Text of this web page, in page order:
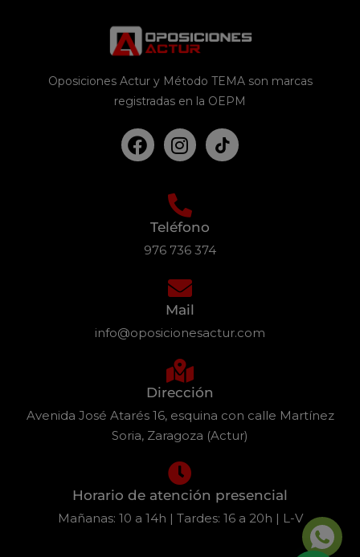
Oposiciones Actur y Método TEMA son marcas
registradas en la OEPM
Teléfono
976 736 374
Mail
info@oposicionesactur.com
Dirección
Avenida José Atarés 16, esquina con calle Martínez
Soria, Zaragoza (Actur)
Horario de atención presencial
Mañanas: 10 a 14h | Tardes: 16 a 20h | L-V